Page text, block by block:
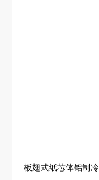
板翅式纸芯体铝制